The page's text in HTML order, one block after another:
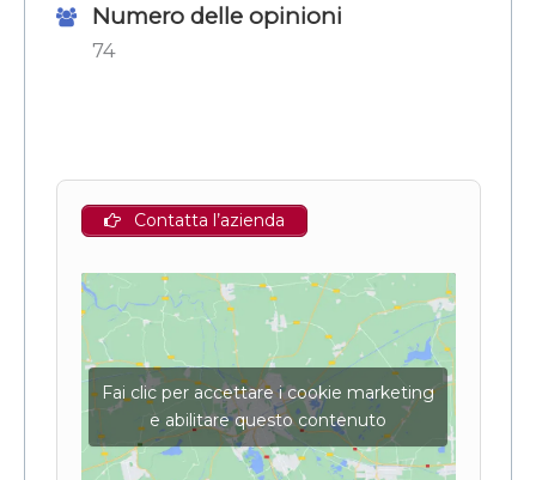
Numero delle opinioni
74
Contatta l’azienda
Fai clic per accettare i cookie marketing
e abilitare questo contenuto